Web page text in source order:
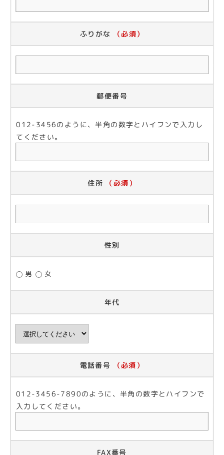
ふりがな （必須）
郵便番号
012-3456のように、半角の数字とハイフンで入力し
てください。
住所 （必須）
性別
男 女
年代
電話番号 （必須）
012-3456-7890のように、半角の数字とハイフンで
入力してください。
FAX番号